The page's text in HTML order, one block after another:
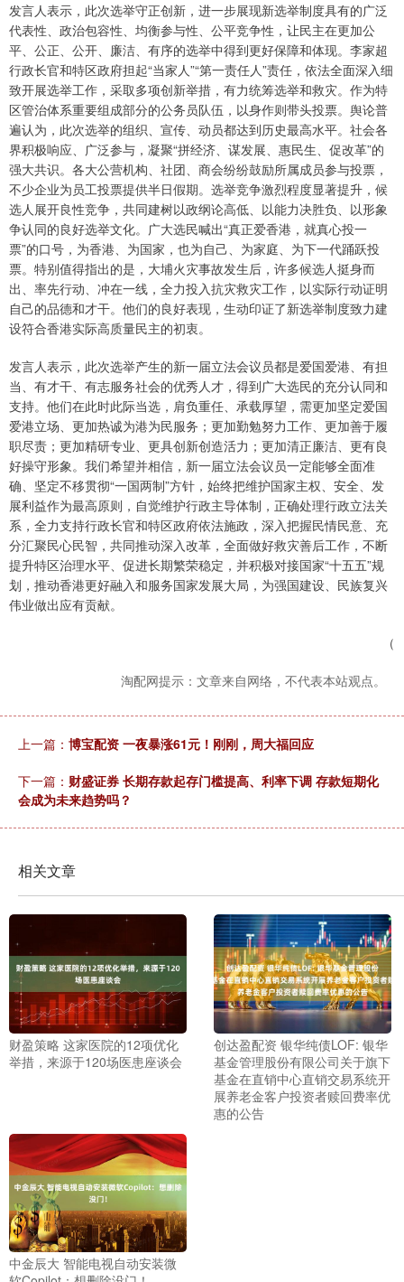
发言人表示，此次选举守正创新，进一步展现新选举制度具有的广泛
代表性、政治包容性、均衡参与性、公平竞争性，让民主在更加公
平、公正、公开、廉洁、有序的选举中得到更好保障和体现。李家超
行政长官和特区政府担起“当家人”“第一责任人”责任，依法全面深入细
致开展选举工作，采取多项创新举措，有力统筹选举和救灾。作为特
区管治体系重要组成部分的公务员队伍，以身作则带头投票。舆论普
遍认为，此次选举的组织、宣传、动员都达到历史最高水平。社会各
界积极响应、广泛参与，凝聚“拼经济、谋发展、惠民生、促改革”的
强大共识。各大公营机构、社团、商会纷纷鼓励所属成员参与投票，
不少企业为员工投票提供半日假期。选举竞争激烈程度显著提升，候
选人展开良性竞争，共同建树以政纲论高低、以能力决胜负、以形象
争认同的良好选举文化。广大选民喊出“真正爱香港，就真心投一
票”的口号，为香港、为国家，也为自己、为家庭、为下一代踊跃投
票。特别值得指出的是，大埔火灾事故发生后，许多候选人挺身而
出、率先行动、冲在一线，全力投入抗灾救灾工作，以实际行动证明
自己的品德和才干。他们的良好表现，生动印证了新选举制度致力建
设符合香港实际高质量民主的初衷。
发言人表示，此次选举产生的新一届立法会议员都是爱国爱港、有担
当、有才干、有志服务社会的优秀人才，得到广大选民的充分认同和
支持。他们在此时此际当选，肩负重任、承载厚望，需更加坚定爱国
爱港立场、更加热诚为港为民服务；更加勤勉努力工作、更加善于履
职尽责；更加精研专业、更具创新创造活力；更加清正廉洁、更有良
好操守形象。我们希望并相信，新一届立法会议员一定能够全面准
确、坚定不移贯彻“一国两制”方针，始终把维护国家主权、安全、发
展利益作为最高原则，自觉维护行政主导体制，正确处理行政立法关
系，全力支持行政长官和特区政府依法施政，深入把握民情民意、充
分汇聚民心民智，共同推动深入改革，全面做好救灾善后工作，不断
提升特区治理水平、促进长期繁荣稳定，并积极对接国家“十五五”规
划，推动香港更好融入和服务国家发展大局，为强国建设、民族复兴
伟业做出应有贡献。
（
淘配网提示：文章来自网络，不代表本站观点。
上一篇： 博宝配资 一夜暴涨61元！刚刚，周大福回应
下一篇： 财盛证券 长期存款起存门槛提高、利率下调 存款短期化
会成为未来趋势吗？
相关文章
财盈策略 这家医院的12项优化
举措，来源于120场医患座谈会
创达盈配资 银华纯债LOF: 银华
基金管理股份有限公司关于旗下
基金在直销中心直销交易系统开
展养老金客户投资者赎回费率优
惠的公告
中金辰大 智能电视自动安装微